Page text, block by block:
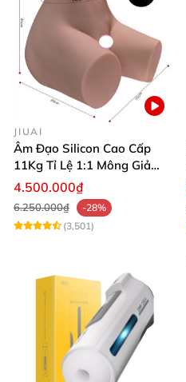
JIUAI
Âm Đạo Silicon Cao Cấp
11Kg Tỉ Lệ 1:1 Mông Giả
Nguyên Khối Kích Thước
Thật Jiuai Nhật Bản
4.500.000₫
6.250.000₫
-28%
(3,501)